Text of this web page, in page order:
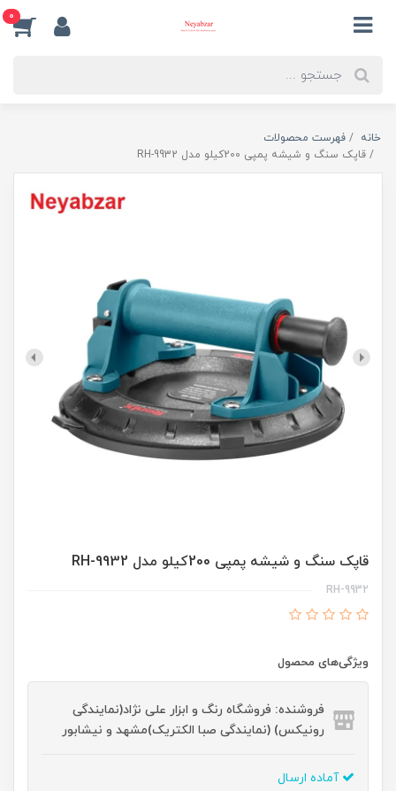
0
خانه
فهرست محصولات
قاپک سنگ و شیشه پمپی 200کیلو مدل RH-9932
قاپک سنگ و شیشه پمپی 200کیلو مدل RH-9932
RH-9932
ویژگی‌های محصول
فروشنده: فروشگاه رنگ و ابزار علی نژاد(نمایندگی
رونیکس) (نمایندگی صبا الکتریک)مشهد و نیشابور
آماده ارسال